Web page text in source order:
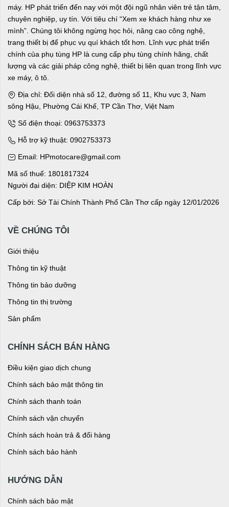
máy. HP phát triển đến nay với một đội ngũ nhân viên trẻ tận tâm,
chuyên nghiệp, uy tín. Với tiêu chí “Xem xe khách hàng như xe
mình”. Chúng tôi không ngừng học hỏi, nâng cao công nghệ,
trang thiết bị để phục vụ quí khách tốt hơn. Lĩnh vực phát triển
chính của phụ tùng HP là cung cấp phụ tùng chính hãng, chất
lượng và các giải pháp công nghệ, thiết bị liên quan trong lĩnh vực
xe máy, ô tô.
Địa chỉ: Đối diện nhà số 12, đường số 11, Khu vực 3, Nam
sông Hậu, Phường Cái Khế, TP Cần Thơ, Việt Nam
Số điện thoại: 0963753373
Hỗ trợ kỹ thuật: 0902753373
Email: HPmotocare@gmail.com
Mã số thuế: 1801817324
Người đại diện: DIỆP KIM HOÀN
Cấp bởi: Sở Tài Chính Thành Phố Cần Thơ cấp ngày 12/01/2026
VỀ CHÚNG TÔI
Giới thiệu
Thông tin kỹ thuật
Thông tin bảo dưỡng
Thông tin thị trường
Sản phẩm
CHÍNH SÁCH BÁN HÀNG
Điều kiện giao dịch chung
Chính sách bảo mật thông tin
Chính sách thanh toán
Chính sách vận chuyển
Chính sách hoàn trả & đổi hàng
Chính sách bảo hành
HƯỚNG DẪN
Chính sách bảo mật